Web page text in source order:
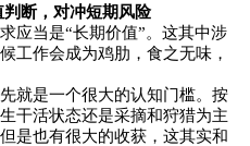
断，对冲短期风险
应当是“长期价值”。这其中涉
工作会成为鸡肋，食之无味，
就是一个很大的认知门槛。按
干活状态还是采摘和狩猎为主
是也有很大的收获，这其实和